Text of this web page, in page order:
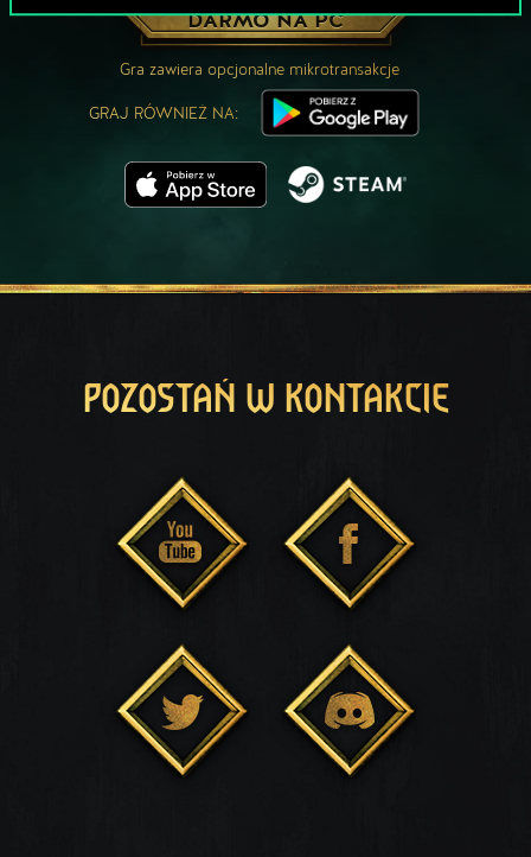
DARMO NA PC
Gra zawiera opcjonalne mikrotransakcje
GRAJ RÓWNIEŻ NA:
POZOSTAŃ W KONTAKCIE